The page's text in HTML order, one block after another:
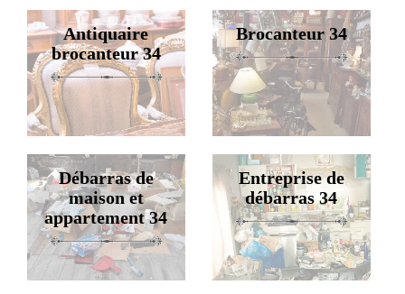
Antiquaire
brocanteur 34
Brocanteur 34
Débarras de
maison et
appartement 34
Entreprise de
débarras 34